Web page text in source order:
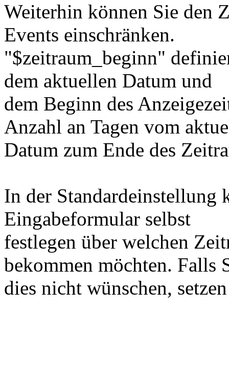
Weiterhin können Sie den
Events einschränken.
"$zeitraum_beginn"
dem aktuellen Datum und
dem Beginn des
Anzahl an Tagen vom
Datum zum Ende des
In der Standardeinstellung
Eingabeformular selbst
festlegen über welchen
bekommen möchten. Falls
dies nicht wünschen,